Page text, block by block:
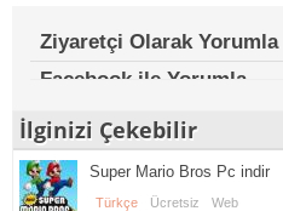
Ziyaretçi Olarak Yorumla
Facebook ile Yorumla
İlginizi Çekebilir
Super Mario Bros Pc indir
Türkçe Ücretsiz Web